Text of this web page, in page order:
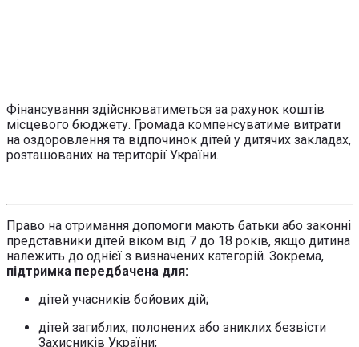
Фінансування здійснюватиметься за рахунок коштів
місцевого бюджету. Громада компенсуватиме витрати
на оздоровлення та відпочинок дітей у дитячих закладах,
розташованих на території України.
Право на отримання допомоги мають батьки або законні
представники дітей віком від 7 до 18 років, якщо дитина
належить до однієї з визначених категорій. Зокрема,
підтримка передбачена для:
дітей учасників бойових дій;
дітей загиблих, полонених або зниклих безвісти
Захисників України;